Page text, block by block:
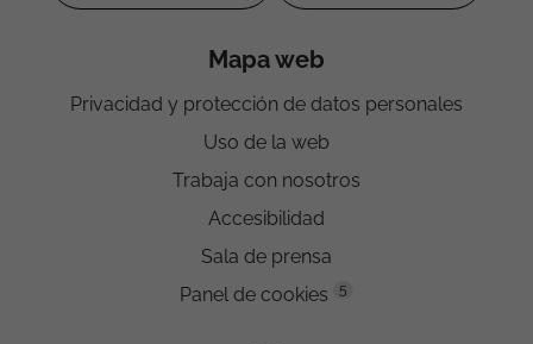
Mapa web
Privacidad y protección de datos personales
Uso de la web
Trabaja con nosotros
Accesibilidad
Sala de prensa
Panel de cookies
5